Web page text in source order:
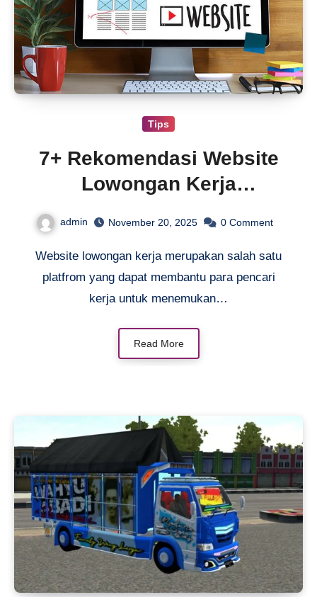
Tips
7+ Rekomendasi Website
Lowongan Kerja
admin November 20, 2025 0 Comment
Website lowongan kerja merupakan salah satu
platfrom yang dapat membantu para pencari
kerja untuk menemukan…
Read More